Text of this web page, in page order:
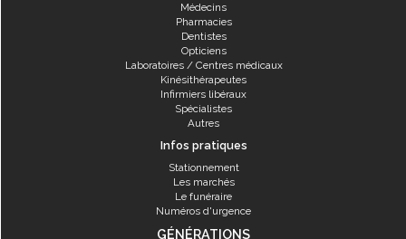
Médecins
Pharmacies
Dentistes
Opticiens
Laboratoires / Centres médicaux
Kinésithérapeutes
Infirmiers libéraux
Spécialistes
Autres
Infos pratiques
Stationnement
Les marchés
Le funéraire
Numéros d'urgence
GÉNÉRATIONS